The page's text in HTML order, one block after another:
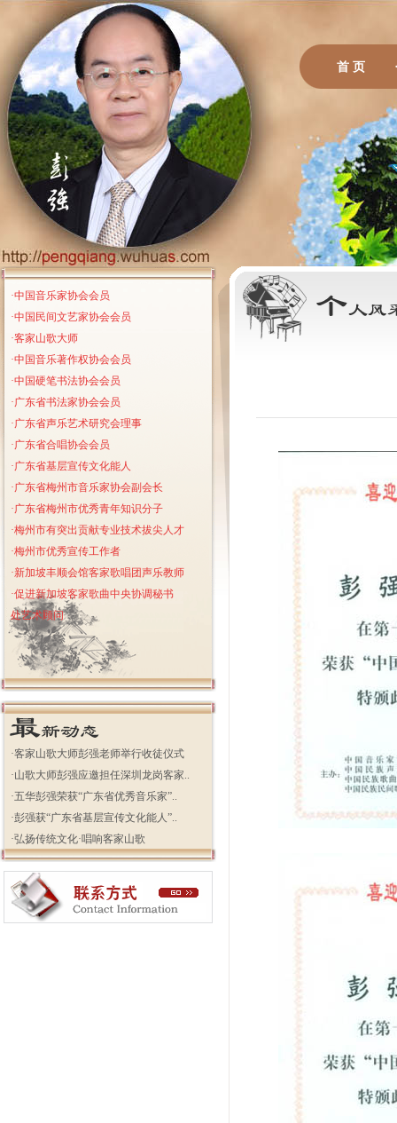
首 页
·中国音乐家协会会员
·中国民间文艺家协会会员
·客家山歌大师
·中国音乐著作权协会会员
·中国硬笔书法协会会员
·广东省书法家协会会员
·广东省声乐艺术研究会理事
·广东省合唱协会会员
·广东省基层宣传文化能人
·广东省梅州市音乐家协会副会长
·广东省梅州市优秀青年知识分子
·梅州市有突出贡献专业技术拔尖人才
·梅州市优秀宣传工作者
·新加坡丰顺会馆客家歌唱团声乐教师
·促进新加坡客家歌曲中央协调秘书
处艺术顾问
·客家山歌大师彭强老师举行收徒仪式
·山歌大师彭强应邀担任深圳龙岗客家..
·五华彭强荣获“广东省优秀音乐家”..
·彭强获“广东省基层宣传文化能人”..
·弘扬传统文化·唱响客家山歌